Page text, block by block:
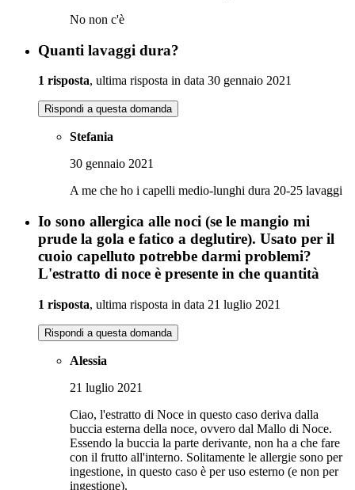
No non c'è
Quanti lavaggi dura?
1 risposta, ultima risposta in data 30 gennaio 2021
Rispondi a questa domanda
Stefania
30 gennaio 2021
A me che ho i capelli medio-lunghi dura 20-25 lavaggi
Io sono allergica alle noci (se le mangio mi
prude la gola e fatico a deglutire). Usato per il
cuoio capelluto potrebbe darmi problemi?
L'estratto di noce è presente in che quantità
1 risposta, ultima risposta in data 21 luglio 2021
Rispondi a questa domanda
Alessia
21 luglio 2021
Ciao, l'estratto di Noce in questo caso deriva dalla
buccia esterna della noce, ovvero dal Mallo di Noce.
Essendo la buccia la parte derivante, non ha a che fare
con il frutto all'interno. Solitamente le allergie sono per
ingestione, in questo caso è per uso esterno (e non per
ingestione).